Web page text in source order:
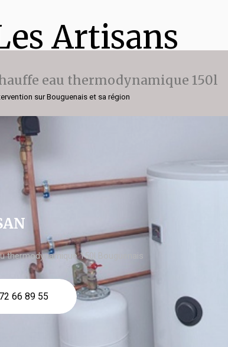
Artisans
eau thermodynamique 150l
sur Bouguenais et sa région
thermodynamique 150l Bouguenais
66 89 55